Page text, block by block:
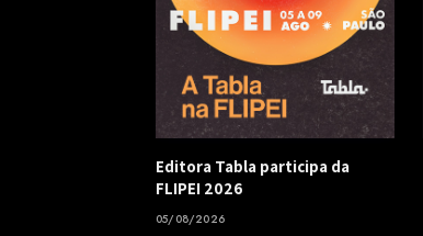
Editora Tabla participa da
FLIPEI 2026
05/08/2026